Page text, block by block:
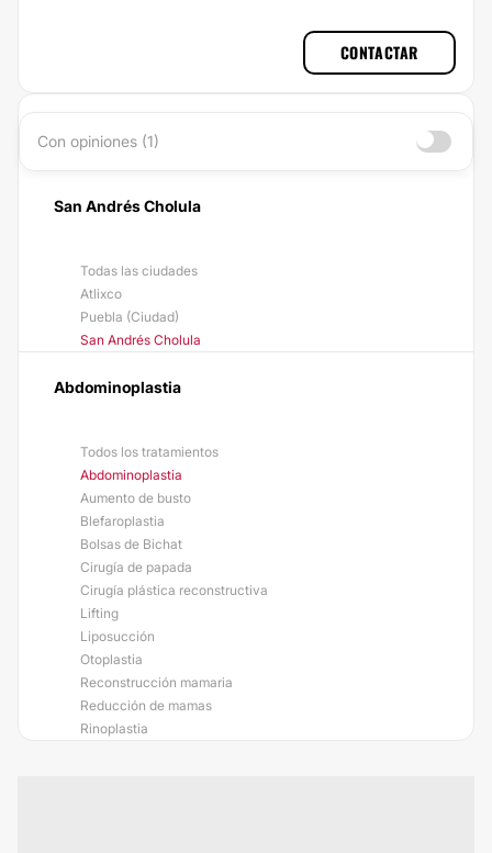
CONTACTAR
Con opiniones (1)
San Andrés Cholula
Todas las ciudades
Atlixco
Puebla (Ciudad)
San Andrés Cholula
Abdominoplastia
Todos los tratamientos
Abdominoplastia
Aumento de busto
Blefaroplastia
Bolsas de Bichat
Cirugía de papada
Cirugía plástica reconstructiva
Lifting
Liposucción
Otoplastia
Reconstrucción mamaria
Reducción de mamas
Rinoplastia